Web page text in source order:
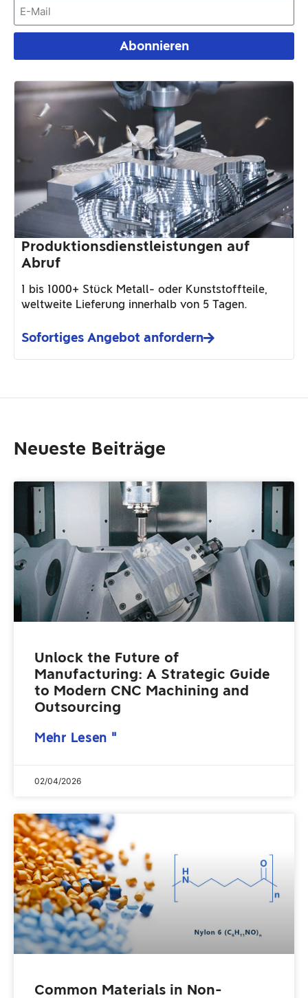
Abonnieren
Produktionsdienstleistungen auf
Abruf
1 bis 1000+ Stück Metall- oder Kunststoffteile,
weltweite Lieferung innerhalb von 5 Tagen.
Sofortiges Angebot anfordern
Neueste Beiträge
Unlock the Future of
Manufacturing: A Strategic Guide
to Modern CNC Machining and
Outsourcing
Mehr Lesen "
02/04/2026
Common Materials in Non-